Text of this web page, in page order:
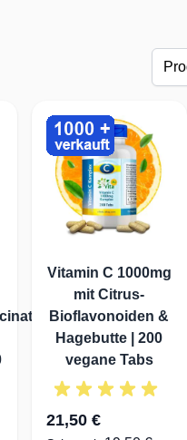
Es trägt daher zur
zu schützen. Oxidativer
Homocysteinspiegel
die Gesundheit der
antioxidative
der Blutgefäße und tragen
das eine wichtige
Arginin die Durchblutung
Vitamin C 1000mg
mit Citrus-
Bioflavonoiden &
Hagebutte | 200
vegane Tabs
21,50 €